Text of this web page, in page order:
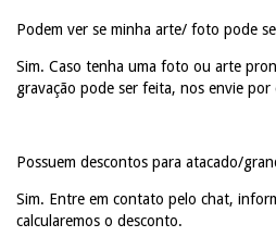
Podem ver se minha arte/ foto pode
Sim. Caso tenha uma foto ou arte
gravação pode ser feita, nos envie por
Possuem descontos para atacado/
Sim. Entre em contato pelo chat,
calcularemos o desconto.